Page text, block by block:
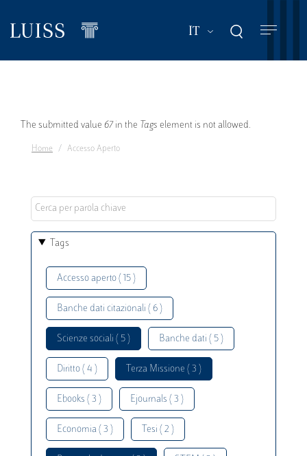
contenuto
IT Mostra ulteriori
Messaggio
di
The submitted value 67 in the Tags element is not allowed.
Home Accesso Aperto
Tags
Accesso aperto ( 15 )
Banche dati citazionali ( 6 )
Scienze sociali ( 5 ) Banche dati ( 5 )
Diritto ( 4 ) Terza Missione ( 3 )
Ebooks ( 3 ) Ejournals ( 3 )
Economia ( 3 ) Tesi ( 2 )